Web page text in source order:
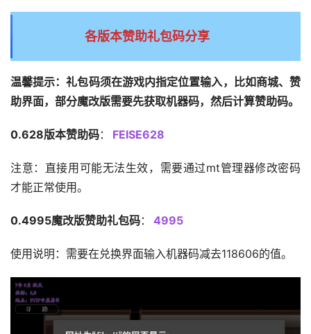
各版本赞助礼包码分享
温馨提示：礼包码须在游戏内指定位置输入，比如商城、赞
助界面，部分魔改版需要先获取机器码，然后计算赞助码。
0.628版本赞助码： FEISE628
注意：直接用可能无法生效，需要通过mt管理器修改密码
才能正常使用。
0.4995魔改版赞助礼包码： 4995
使用说明：需要在兑换界面输入机器码减去118606的值。